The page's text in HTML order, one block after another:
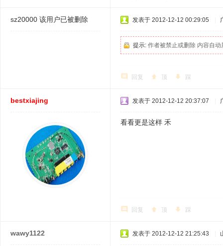
sz20000 该用户已被删除 发表于 2012-12-12 00:29:05
提示: 作者被禁止或删除 内容自动
回复 顶 踩
bestxiajing 发表于 2012-12-12 20:37:07
看看更是这样 禾
回复 顶 踩
wawy1122 发表于 2012-12-12 21:25:43